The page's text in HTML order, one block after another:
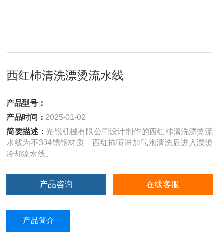
西红柿清洗漂烫流水线
产品型号：
产品时间： 2025-01-02
简要描述： 光锐机械有限公司设计制作的西红柿清洗漂烫流
水线为不304锈钢材质，西红柿喷淋加气泡清洗后进入漂烫
冷却流水线。
产品咨询 在线客服
产品简介